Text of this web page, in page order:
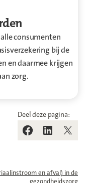
consumenten
bij de
en daarmee krijgen
zorg.
Deel deze pagina:
en afval) in de
gezondheidszorg